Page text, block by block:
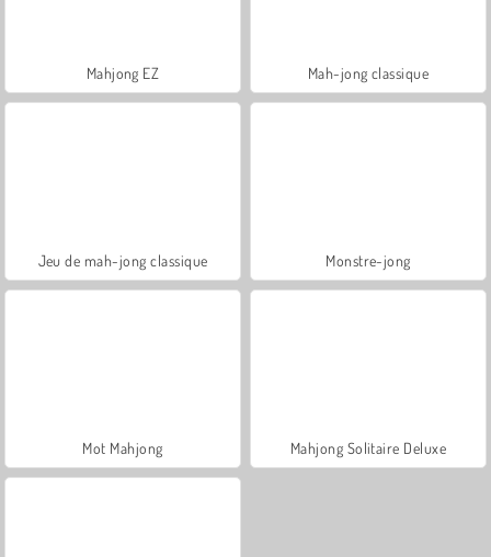
Mahjong EZ Mah-jong classique
Jeu de mah-jong classique Monstre-jong
Mot Mahjong Mahjong Solitaire Deluxe